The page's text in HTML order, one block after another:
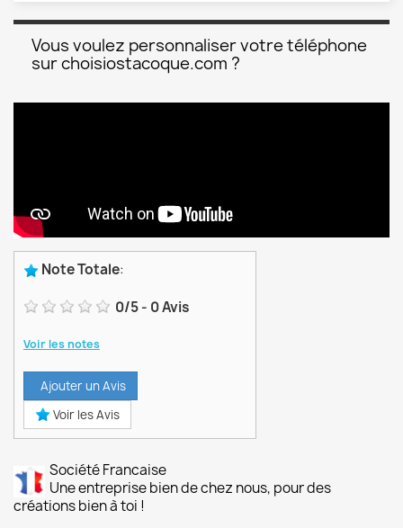
Vous voulez personnaliser votre téléphone
sur choisiostacoque.com ?
Note Totale:
0/5- 0Avis
Voir les notes
Ajouter un Avis
Voir les Avis
Société Francaise
Une entreprise bien de chez nous, pour des
créations bien à toi !